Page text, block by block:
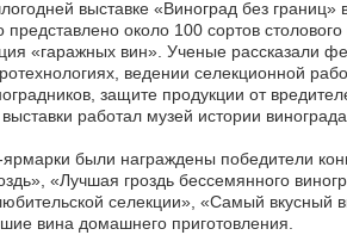
выставке «Виноград без границ»
около 100 сортов столового
«гаражных вин». Ученые рассказали
ведении селекционной
защите продукции от
работал музей истории
были награждены победители
«Лучшая гроздь бессемянного
селекции», «Самый вкусный
вина домашнего приготовления.